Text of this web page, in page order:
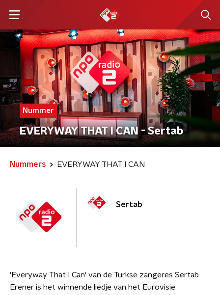
Nummer
EVERYWAY THAT I CAN - Sertab
Nummers EVERYWAY THAT I CAN
Sertab
'Everyway That I Can' van de Turkse zangeres Sertab
Erener is het winnende liedje van het Eurovisie